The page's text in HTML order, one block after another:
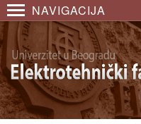
NAVIGACIJA